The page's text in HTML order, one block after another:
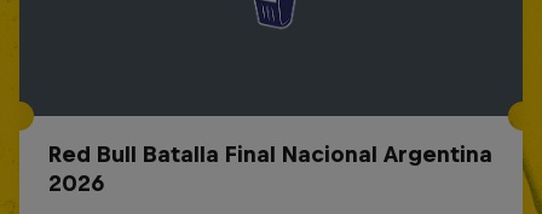
Red Bull Batalla Final Nacional Argentina
2026